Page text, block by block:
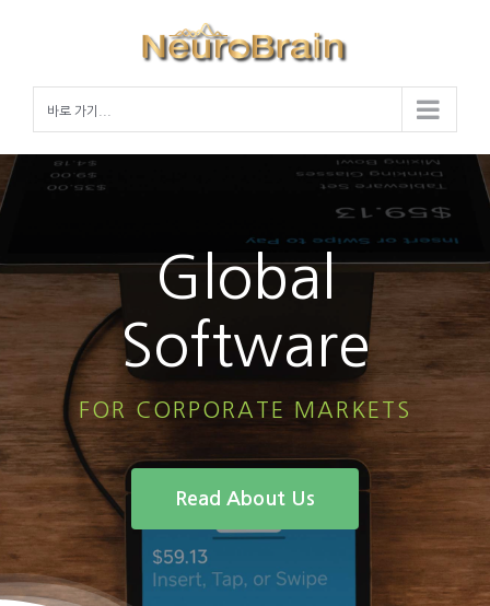
바로 가기...
Global
Software
FOR CORPORATE MARKETS
Read About Us